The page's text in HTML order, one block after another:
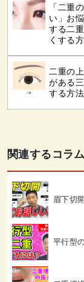
「二重
い」お
する二
くする
二重の
がある
する方法
関連するコラム
眉下切
平行型